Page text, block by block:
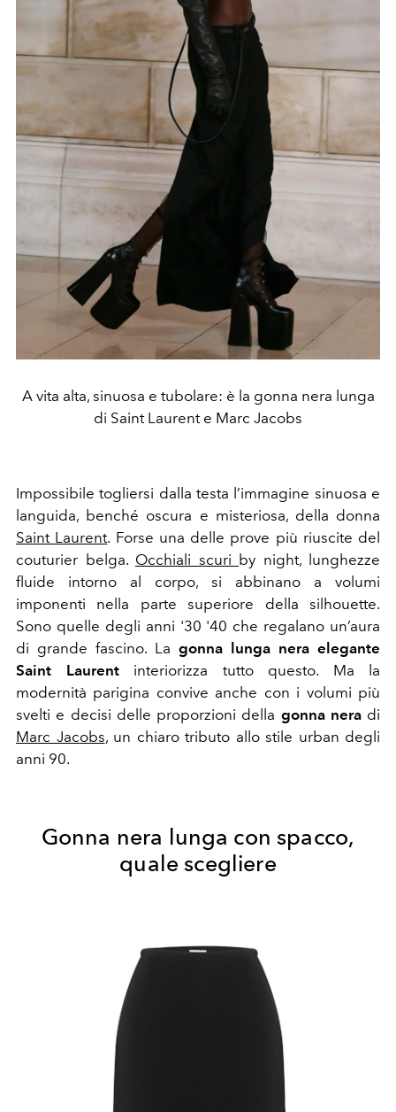
A vita alta, sinuosa e tubolare: è la gonna nera lunga
di Saint Laurent e Marc Jacobs
Impossibile togliersi dalla testa l’immagine sinuosa e
languida, benché oscura e misteriosa, della donna
Saint Laurent. Forse una delle prove più riuscite del
couturier belga. Occhiali scuri by night, lunghezze
fluide intorno al corpo, si abbinano a volumi
imponenti nella parte superiore della silhouette.
Sono quelle degli anni '30 '40 che regalano un’aura
di grande fascino. La gonna lunga nera elegante
Saint Laurent interiorizza tutto questo. Ma la
modernità parigina convive anche con i volumi più
svelti e decisi delle proporzioni della gonna neradi
Marc Jacobs, un chiaro tributo allo stile urban degli
anni 90.
Gonna nera lunga con spacco,
quale scegliere